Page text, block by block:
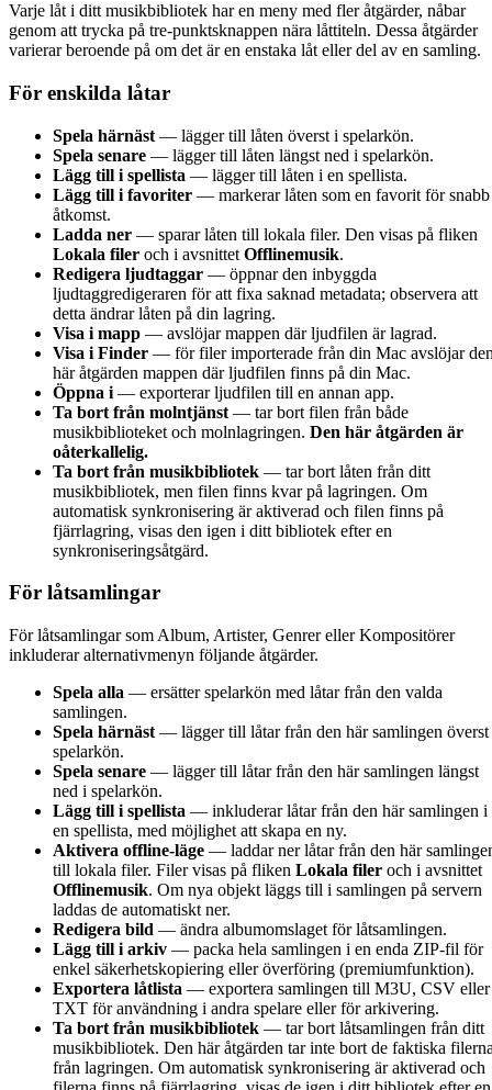
Varje låt i ditt musikbibliotek har en meny med fler åtgärder, nåbar
genom att trycka på tre-punktsknappen nära låttiteln. Dessa åtgärder
varierar beroende på om det är en enstaka låt eller del av en samling.
För enskilda låtar
Spela härnäst — lägger till låten överst i spelarkön.
Spela senare — lägger till låten längst ned i spelarkön.
Lägg till i spellista — lägger till låten i en spellista.
Lägg till i favoriter — markerar låten som en favorit för snabb
åtkomst.
Ladda ner — sparar låten till lokala filer. Den visas på fliken
Lokala filer och i avsnittet Offlinemusik.
Redigera ljudtaggar — öppnar den inbyggda
ljudtaggredigeraren för att fixa saknad metadata; observera att
detta ändrar låten på din lagring.
Visa i mapp — avslöjar mappen där ljudfilen är lagrad.
Visa i Finder — för filer importerade från din Mac avslöjar
här åtgärden mappen där ljudfilen finns på din Mac.
Öppna i — exporterar ljudfilen till en annan app.
Ta bort från molntjänst — tar bort filen från både
musikbiblioteket och molnlagringen. Den här åtgärden är
oåterkallelig.
Ta bort från musikbibliotek — tar bort låten från ditt
musikbibliotek, men filen finns kvar på lagringen. Om
automatisk synkronisering är aktiverad och filen finns på
fjärrlagring, visas den igen i ditt bibliotek efter en
synkroniseringsåtgärd.
För låtsamlingar
För låtsamlingar som Album, Artister, Genrer eller Kompositörer
inkluderar alternativmenyn följande åtgärder.
Spela alla — ersätter spelarkön med låtar från den valda
samlingen.
Spela härnäst — lägger till låtar från den här samlingen
spelarkön.
Spela senare — lägger till låtar från den här samlingen längst
ned i spelarkön.
Lägg till i spellista — inkluderar låtar från den här samlingen i
en spellista, med möjlighet att skapa en ny.
Aktivera offline-läge — laddar ner låtar från den här
till lokala filer. Filer visas på fliken Lokala filer och i avsnittet
Offlinemusik. Om nya objekt läggs till i samlingen på servern
laddas de automatiskt ner.
Redigera bild — ändra albumomslaget för låtsamlingen.
Lägg till i arkiv — packa hela samlingen i en enda ZIP-fil för
enkel säkerhetskopiering eller överföring (premiumfunktion).
Exportera låtlista — exportera samlingen till M3U, CSV eller
TXT för användning i andra spelare eller för arkivering.
Ta bort från musikbibliotek — tar bort låtsamlingen från ditt
musikbibliotek. Den här åtgärden tar inte bort de faktiska
från lagringen. Om automatisk synkronisering är aktiverad och